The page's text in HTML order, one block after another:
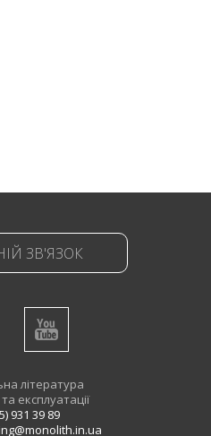
ЗВ'ЯЗОК
література
експлуатації
931 39 89